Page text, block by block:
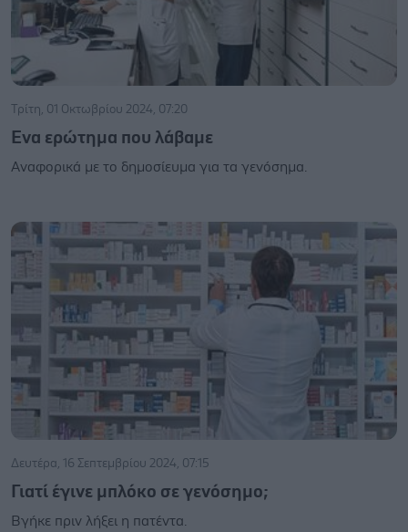
Τρίτη, 01 Οκτωβρίου 2024, 07:20
Ενα ερώτημα που λάβαμε
Αναφορικά με το δημοσίευμα για τα γενόσημα.
Δευτέρα, 16 Σεπτεμβρίου 2024, 07:15
Γιατί έγινε μπλόκο σε γενόσημο;
Βγήκε πριν λήξει η πατέντα.